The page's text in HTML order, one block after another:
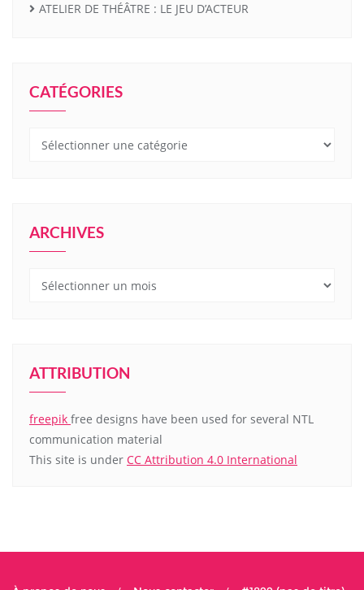
ATELIER DE THÉÂTRE : LE JEU D’ACTEUR
CATÉGORIES
Catégories
ARCHIVES
Archives
ATTRIBUTION
freepik free designs have been used for several NTL
communication material
This site is under CC Attribution 4.0 International